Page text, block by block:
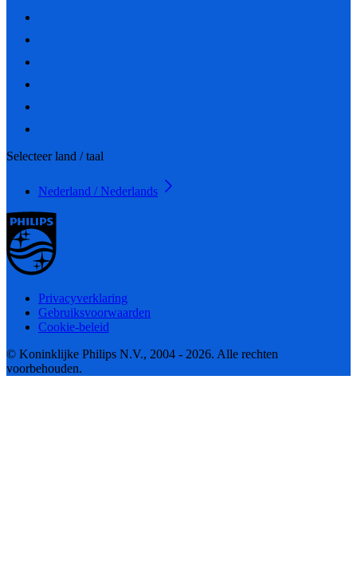
Selecteer land / taal
Nederland / Nederlands
Privacyverklaring
Gebruiksvoorwaarden
Cookie-beleid
© Koninklijke Philips N.V., 2004 - 2026. Alle rechten
voorbehouden.